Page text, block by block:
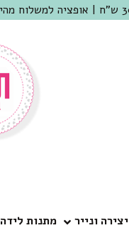
יצירה ונייר מתנות לידה